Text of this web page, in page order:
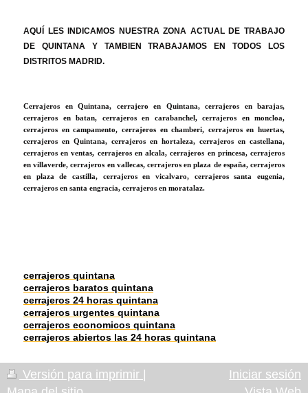
AQUÍ LES INDICAMOS NUESTRA ZONA ACTUAL DE TRABAJO
DE QUINTANA Y TAMBIEN TRABAJAMOS EN TODOS LOS
DISTRITOS MADRID.
Cerrajeros en Quintana, cerrajero en Quintana, cerrajeros en barajas,
cerrajeros en batan, cerrajeros en carabanchel, cerrajeros en moncloa,
cerrajeros en campamento, cerrajeros en chamberi, cerrajeros en huertas,
cerrajeros en Quintana, cerrajeros en hortaleza, cerrajeros en castellana,
cerrajeros en ventas, cerrajeros en alcala, cerrajeros en princesa, cerrajeros
en villaverde, cerrajeros en vallecas, cerrajeros en plaza de españa, cerrajeros
en plaza de castilla, cerrajeros en vicalvaro, cerrajeros santa eugenia,
cerrajeros en santa engracia, cerrajeros en moratalaz.
cerrajeros quintana
cerrajeros baratos quintana
cerrajeros 24 horas quintana
cerrajeros urgentes quintana
cerrajeros economicos quintana
cerrajeros abiertos las 24 horas quintana
Versión para imprimir |
Iniciar sesión